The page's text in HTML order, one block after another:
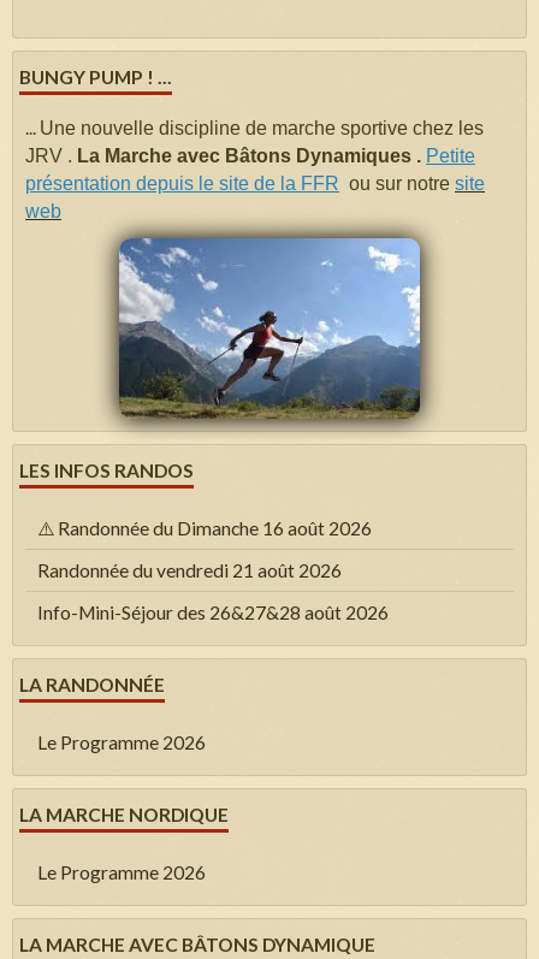
BUNGY PUMP ! ...
... Une nouvelle discipline de marche sportive chez les
JRV . La Marche avec Bâtons Dynamiques . Petite
présentation depuis le site de la FFR ou sur notre site
web
LES INFOS RANDOS
⚠️ Randonnée du Dimanche 16 août 2026
Randonnée du vendredi 21 août 2026
Info-Mini-Séjour des 26&27&28 août 2026
LA RANDONNÉE
Le Programme 2026
LA MARCHE NORDIQUE
Le Programme 2026
LA MARCHE AVEC BÂTONS DYNAMIQUE